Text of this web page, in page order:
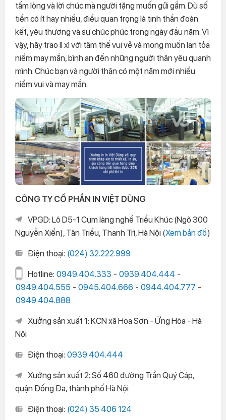
tấm lòng và lời chúc mà người tặng muốn gửi gắm. Dù số
tiền có ít hay nhiều, điều quan trọng là tinh thần đoàn
kết, yêu thương và sự chúc phúc trong ngày đầu năm. Vì
vậy, hãy trao lì xì với tâm thế vui vẻ và mong muốn lan tỏa
niềm may mắn, bình an đến những người thân yêu quanh
mình. Chúc bạn và người thân có một năm mới nhiều
niềm vui và may mắn.
CÔNG TY CỔ PHẦN IN VIỆT DŨNG
VPGD: Lô D5-1 Cụm làng nghề Triều Khúc (Ngõ 300
Nguyễn Xiển), Tân Triều, Thanh Trì, Hà Nội (Xem bản đồ)
Điện thoại: (024) 32.222.999
Hotline: 0949.404.333 - 0939.404.444 -
0949.404.555 - 0945.404.666 - 0944.404.777 -
0949.404.888
Xưởng sản xuất 1: KCN xã Hoa Sơn - Ứng Hòa - Hà
Nội
Điện thoại: 0939.404.444
Xưởng sản xuất 2: Số 460 đường Trần Quý Cáp,
quận Đống Đa, thành phố Hà Nội
Điện thoại: (024) 35 406 124